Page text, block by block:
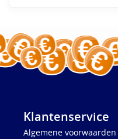
Klantenservice
Algemene voorwaarden